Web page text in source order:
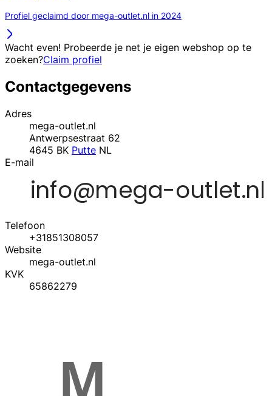
Profiel geclaimd door mega-outlet.nl in 2024
Wacht even! Probeerde je net je eigen webshop op te
zoeken?Claim profiel
Contactgegevens
Adres
mega-outlet.nl
Antwerpsestraat 62
4645 BK Putte NL
E-mail
Telefoon
+31851308057
Website
mega-outlet.nl
KVK
65862279